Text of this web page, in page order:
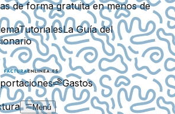
de forma gratuita en menos de
TutorialesLa Guía del
Gastos
Menú